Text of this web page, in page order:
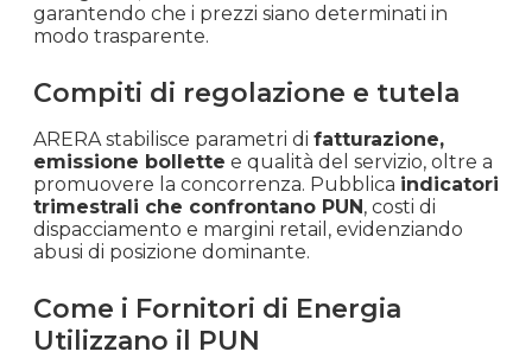
2020
€ 0.028 € 28.01 +28.5%
Maggio
2020
€ 0.022 € 21.79 -12.2%
Aprile
2020
€ 0.025 € 24.81 -22.5%
Marzo
Febbraio
garantendo che i prezzi siano determinati in
modo trasparente.
Compiti di regolazione e tutela
ARERA stabilisce parametri di fatturazione,
emissione bollette e qualità del servizio, oltre a
promuovere la concorrenza. Pubblica indicatori
trimestrali che confrontano PUN, costi di
dispacciamento e margini retail, evidenziando
abusi di posizione dominante.
Come i Fornitori di Energia
Utilizzano il PUN